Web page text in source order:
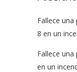
Fallece
8 en un
Fallece
en un